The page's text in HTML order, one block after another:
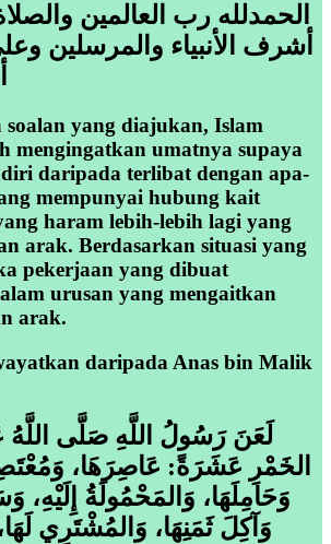
الحمدلله رب العالمين
أشرف الأنبياء والمرسلين
yang diajukan, Islam
mengingatkan umatnya supaya
daripada terlibat dengan apa-
mempunyai hubung kait
haram lebih-lebih lagi yang
arak. Berdasarkan situasi yang
pekerjaan yang dibuat
urusan yang mengaitkan
arak.
daripada Anas bin Malik
لَعَنَ رَسُولُ اللَّهِ صَلَّى
الخَمْرِ عَشَرَةً: عَاصِرَهَا،
وَحَامِلَهَا، وَالمَحْمُولَةُ إِلَيْهِ،
وَآكِلَ ثَمَنِهَا، وَالمُشْتَرِي